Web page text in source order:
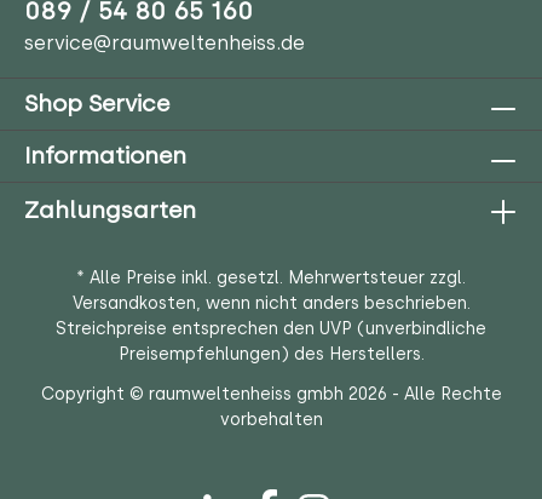
089 / 54 80 65 160
service@raumweltenheiss.de
Shop Service
Informationen
Zahlungsarten
* Alle Preise inkl. gesetzl. Mehrwertsteuer zzgl.
Versandkosten, wenn nicht anders beschrieben.
Streichpreise entsprechen den UVP (unverbindliche
Preisempfehlungen) des Herstellers.
Copyright © raumweltenheiss gmbh 2026 - Alle Rechte
vorbehalten